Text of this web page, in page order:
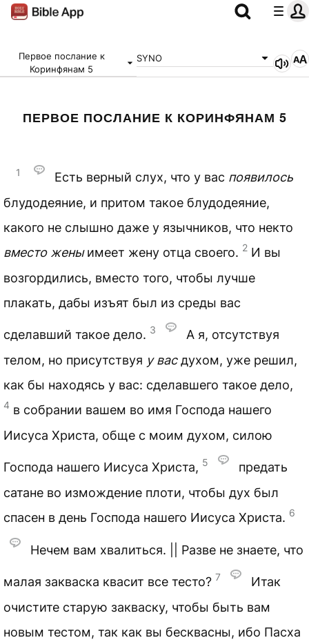
Первое послание к
Коринфянам 5
SYNO
ПЕРВОЕ ПОСЛАНИЕ К КОРИНФЯНАМ 5
1 Есть верный слух, что у вас появилось
блудодеяние, и притом такое блудодеяние,
какого не слышно даже у язычников, что некто
вместо женыимеет жену отца своего. 2 И вы
возгордились, вместо того, чтобы лучше
плакать, дабы изъят был из среды вас
сделавший такое дело. 3
А я, отсутствуя
телом, но присутствуя у васдухом, уже решил,
как бы находясь у вас: сделавшего такое дело,
4 в собрании вашем во имя Господа нашего
Иисуса Христа, обще с моим духом, силою
Господа нашего Иисуса Христа, 5
предать
сатане во измождение плоти, чтобы дух был
спасен в день Господа нашего Иисуса Христа. 6
Нечем вам хвалиться. || Разве не знаете, что
малая закваска квасит все тесто? 7
Итак
очистите старую закваску, чтобы быть вам
новым тестом, так как вы бесквасны, ибо Пасха